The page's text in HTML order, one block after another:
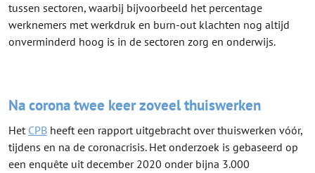
tussen sectoren, waarbij bijvoorbeeld het percentage
werknemers met werkdruk en burn-out klachten nog altijd
onverminderd hoog is in de sectoren zorg en onderwijs.
Na corona twee keer zoveel thuiswerken
Het CPB heeft een rapport uitgebracht over thuiswerken vóór,
tijdens en na de coronacrisis. Het onderzoek is gebaseerd op
een enquête uit december 2020 onder bijna 3.000